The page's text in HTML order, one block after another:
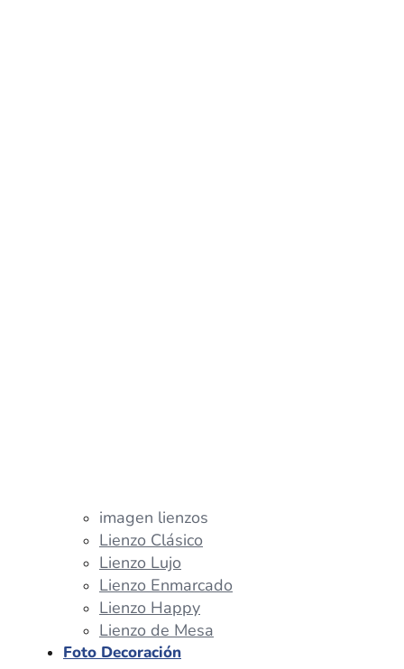
imagen lienzos
Lienzo Clásico
Lienzo Lujo
Lienzo Enmarcado
Lienzo Happy
Lienzo de Mesa
Foto Decoración